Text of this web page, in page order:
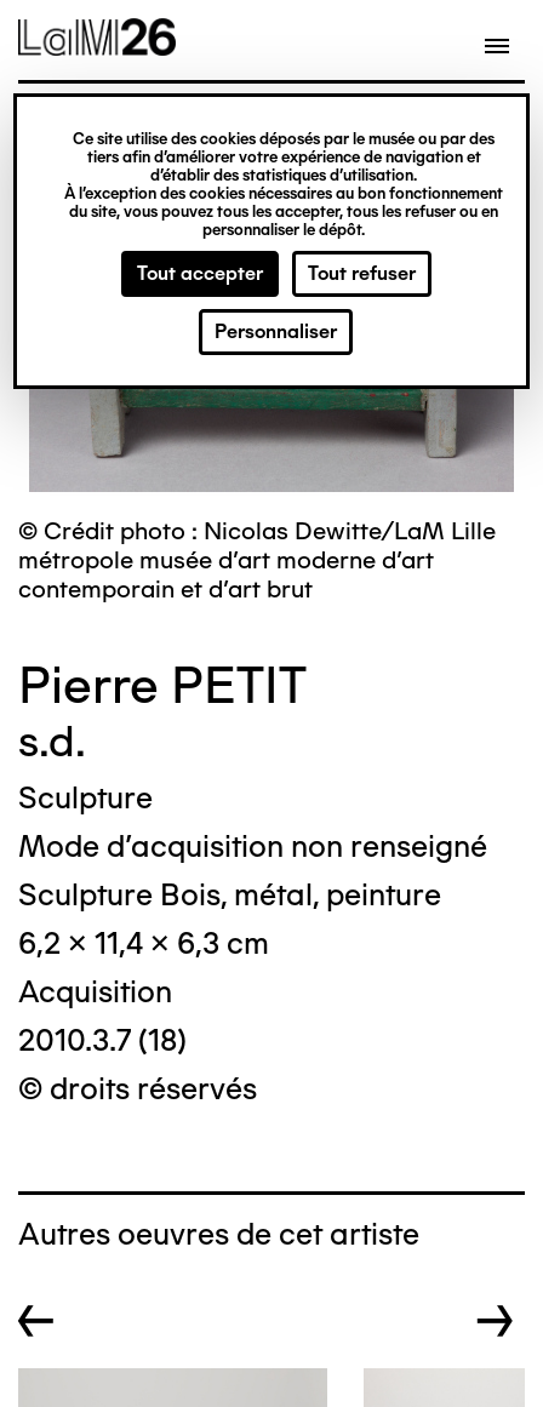
Gestion des cookies
Ce site utilise des cookies déposés par le musée ou par des
tiers afin d’améliorer votre expérience de navigation et
d’établir des statistiques d’utilisation.
À l’exception des cookies nécessaires au bon fonctionnement
du site, vous pouvez tous les accepter, tous les refuser ou en
personnaliser le dépôt.
Tout accepter Tout refuser
Personnaliser
contenu
© Crédit photo : Nicolas Dewitte/LaM Lille
métropole musée d’art moderne d’art
contemporain et d’art brut
Pierre PETIT
s.d.
Sculpture
Mode d'acquisition non renseigné
Sculpture Bois, métal, peinture
6,2 x 11,4 x 6,3 cm
Acquisition
2010.3.7 (18)
© droits réservés
Autres oeuvres de cet artiste
← →